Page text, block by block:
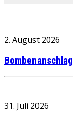
2. August 2026
31. Juli 2026